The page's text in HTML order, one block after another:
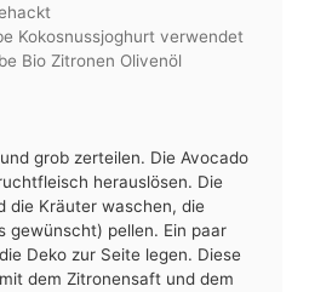
Kokosnussjoghurt verwendet
Bio Zitronen Olivenöl
grob zerteilen. Die Avocado
herauslösen. Die
die Kräuter waschen, die
gewünscht) pellen. Ein paar
Deko zur Seite legen. Diese
dem Zitronensaft und dem